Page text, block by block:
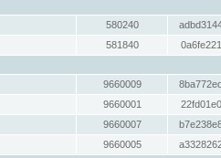
580240
581840
9660009
9660001
9660007
9660005